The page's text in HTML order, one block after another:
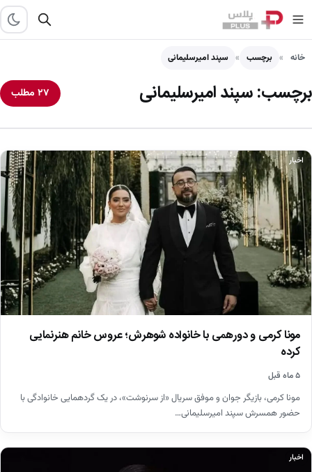
خانه برچسب سپند امیرسلیمانی
برچسب:سپند امیرسلیمانی ۲۷ مطلب
اخبار
مونا کرمی و دورهمی با خانواده شوهرش؛ عروس خانم هنرنمایی
کرده
۵ ماه قبل
مونا کرمی، بازیگر جوان و موفق سریال «از سرنوشت»، در یک گردهمایی خانوادگی با
حضور همسرش سپند امیرسلیمانی…
اخبار